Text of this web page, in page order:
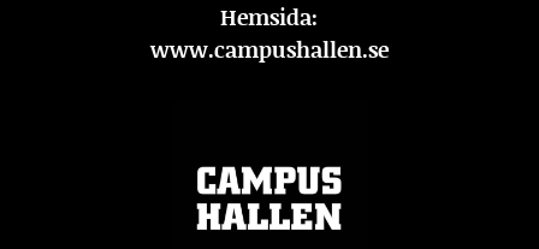
Hemsida:
www.campushallen.se